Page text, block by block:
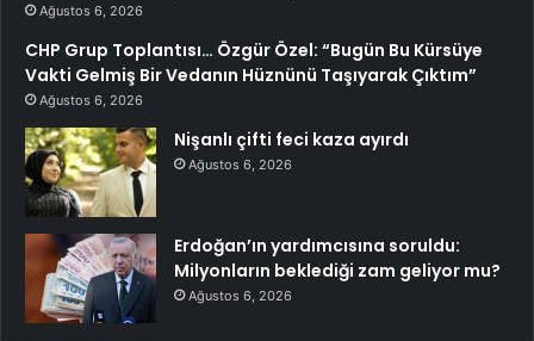
Ağustos 6, 2026
CHP Grup Toplantısı… Özgür Özel: “Bugün Bu Kürsüye
Vakti Gelmiş Bir Vedanın Hüznünü Taşıyarak Çıktım”
Ağustos 6, 2026
Nişanlı çifti feci kaza ayırdı
Ağustos 6, 2026
Erdoğan’ın yardımcısına soruldu:
Milyonların beklediği zam geliyor mu?
Ağustos 6, 2026